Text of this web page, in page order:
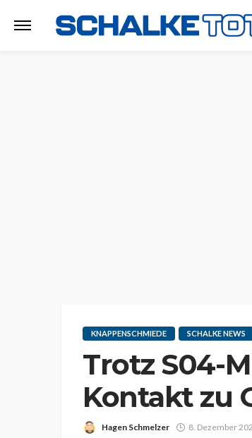
KNAPPENSCHMIEDE SCHALKE NEWS
Trotz S04-
Kontakt zu
Hagen Schmelzer 8. Dezember